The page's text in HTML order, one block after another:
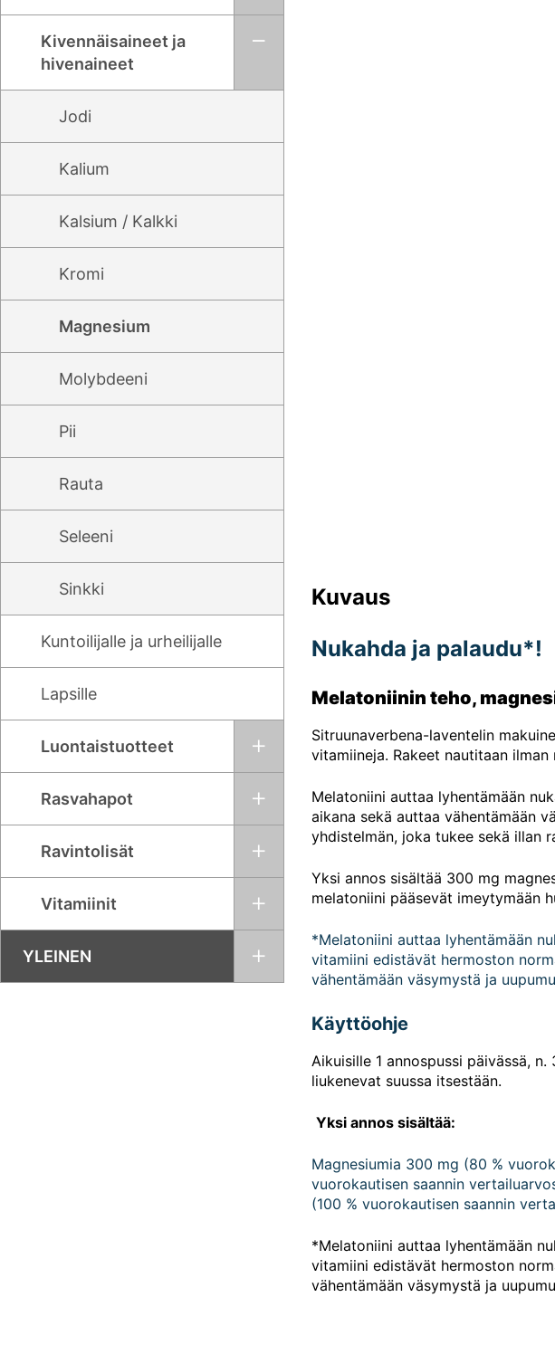
Kivennäisaineet ja
hivenaineet
Jodi
Kalium
Kalsium / Kalkki
Kromi
Magnesium
Molybdeeni
Pii
Rauta
Seleeni
Sinkki
Kuntoilijalle ja urheilijalle
Lapsille
Luontaistuotteet
Rasvahapot
Ravintolisät
Vitamiinit
YLEINEN
Kuvaus
Nukahda ja palaudu*!
Melatoniinin teho,
Sitruunaverbena-laventelin
vitamiineja. Rakeet nautitaan ilman
Melatoniini auttaa lyhentämään
aikana sekä auttaa vähentämään
yhdistelmän, joka tukee sekä illan
Yksi annos sisältää 300 mg
melatoniini pääsevät imeytymään
*Melatoniini auttaa lyhentämään
vitamiini edistävät hermoston
vähentämään väsymystä ja
Käyttöohje
Aikuisille 1 annospussi päivässä,
liukenevat suussa itsestään.
Yksi annos sisältää:
Magnesiumia 300 mg (80 %
vuorokautisen saannin
(100 % vuorokautisen saannin
*Melatoniini auttaa lyhentämään
vitamiini edistävät hermoston
vähentämään väsymystä ja